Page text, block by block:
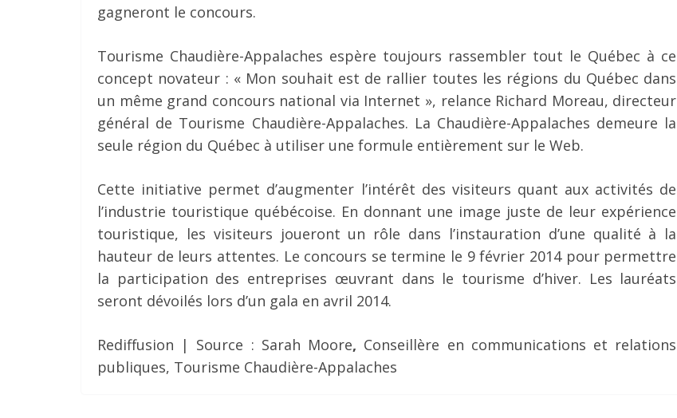
gagneront le concours.
Tourisme Chaudière-Appalaches espère toujours rassembler tout le Québec à ce
concept novateur : « Mon souhait est de rallier toutes les régions du Québec dans
un même grand concours national via Internet », relance Richard Moreau, directeur
général de Tourisme Chaudière-Appalaches. La Chaudière-Appalaches demeure la
seule région du Québec à utiliser une formule entièrement sur le Web.
Cette initiative permet d’augmenter l’intérêt des visiteurs quant aux activités de
l’industrie touristique québécoise. En donnant une image juste de leur expérience
touristique, les visiteurs joueront un rôle dans l’instauration d’une qualité à la
hauteur de leurs attentes. Le concours se termine le 9 février 2014 pour permettre
la participation des entreprises œuvrant dans le tourisme d’hiver. Les lauréats
seront dévoilés lors d’un gala en avril 2014.
Rediffusion | Source : Sarah Moore, Conseillère en communications et relations
publiques, Tourisme Chaudière-Appalaches